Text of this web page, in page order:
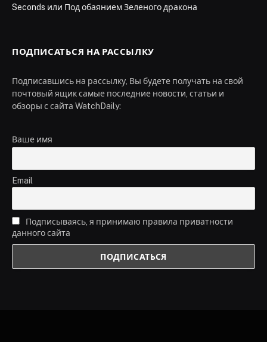
Seconds или Под обаянием Зеленого дракона
ПОДПИСАТЬСЯ НА РАССЫЛКУ
Подписавшись на рассылку, Вы будете получать на свой
почтовый ящик самые последние новости, статьи и
обзоры с сайта WatchDaily:
Ваше имя
Email
Подписываясь, я принимаю правила приватности
данного сайта